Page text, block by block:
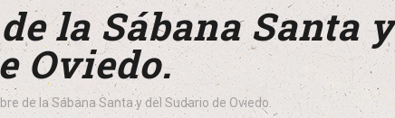
la Sábana Santa y
Oviedo.
de la Sábana Santa y del Sudario de Oviedo.